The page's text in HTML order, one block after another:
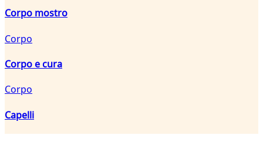
Corpo mostro
Corpo
Corpo e cura
Corpo
Capelli